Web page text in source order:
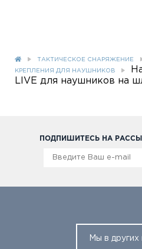
ТАКТИЧЕСКОЕ СНАРЯЖЕНИЕ
КРЕПЛЕНИЯ ДЛЯ НАУШНИКОВ
LIVE для наушников на
ПОДПИШИТЕСЬ НА
Мы в других